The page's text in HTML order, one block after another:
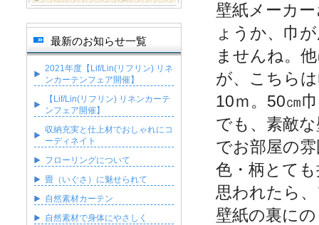
壁紙メーカ
ょうか、巾
ませんね。
が、こちら
10ｍ。50㎝
でも、素敵
でお部屋の
色・柄とて
思われたら
壁紙の裏に
最新のお知らせ一覧
2021年度【Lif/Lin(リフリン) リネ
ンカーテンフェア開催】
【Lif/Lin(リフリン) リネンカーテ
ンフェア開催】
収納充実と仕上材でおしゃれにコ
ーディネイト
フローリングについて
畳（いぐさ）に魅せられて
自然素材カーテン
自然素材で身体にやさしく